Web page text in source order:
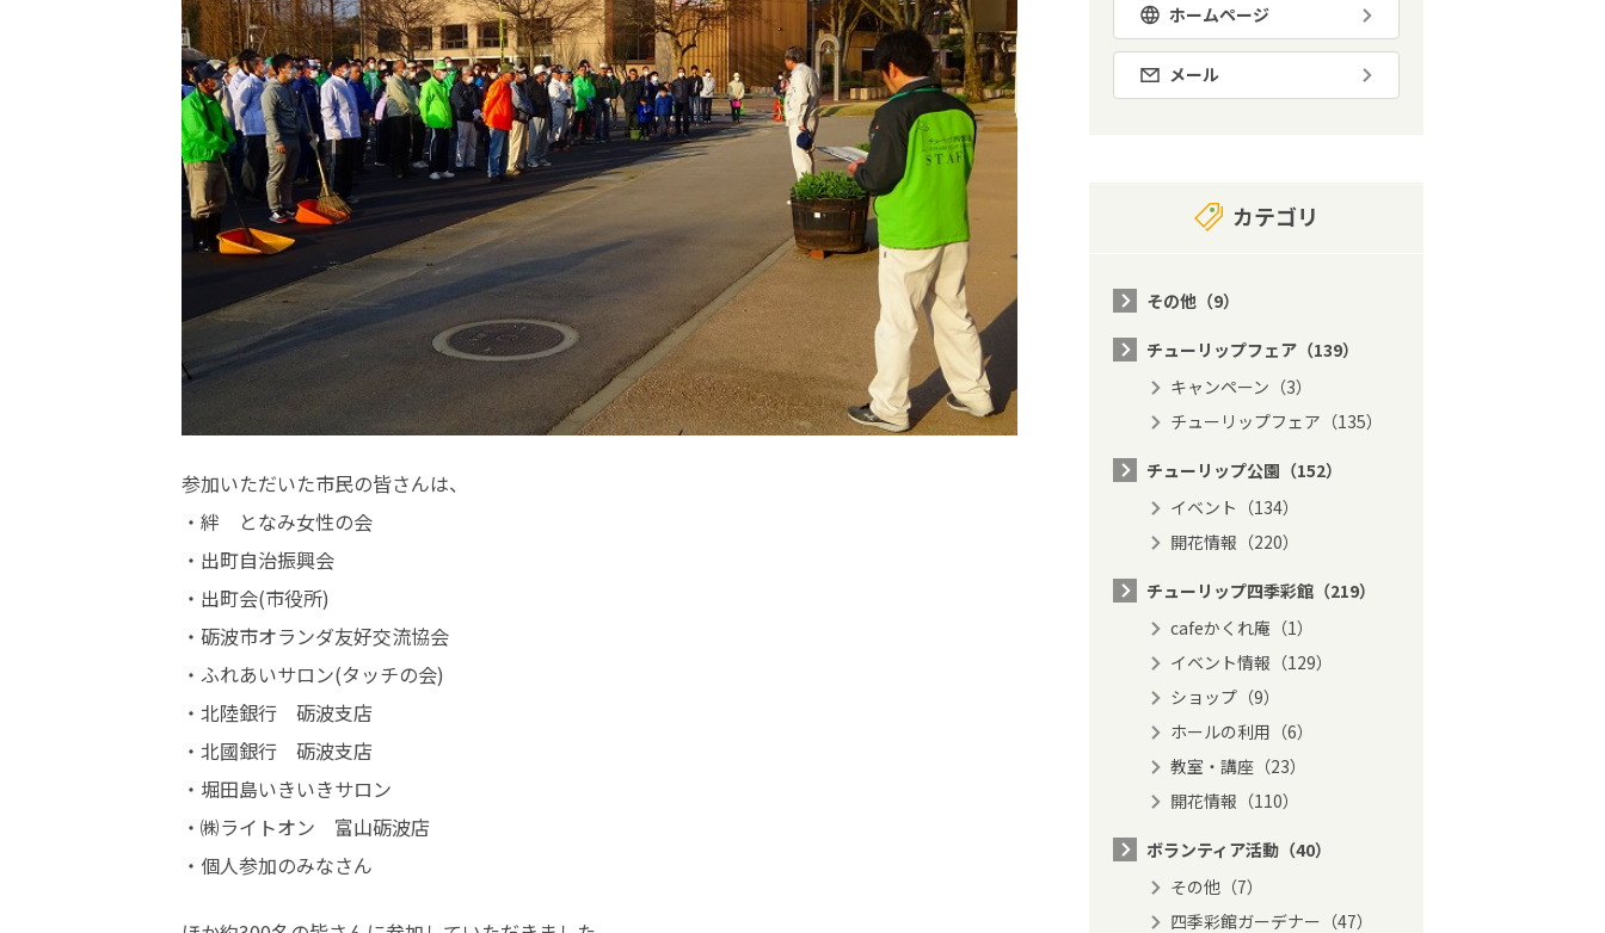
参加いただいた市民の皆さんは、
・絆 となみ女性の会
・出町自治振興会
・出町会(市役所)
・砺波市オランダ友好交流協会
・ふれあいサロン(タッチの会)
・北陸銀行 砺波支店
・北國銀行 砺波支店
・堀田島いきいきサロン
・㈱ライトオン 富山砺波店
・個人参加のみなさん
ホームページ
メール
カテゴリ
その他（9）
チューリップフェア（139）
キャンペーン（3）
チューリップフェア（135）
チューリップ公園（152）
イベント（134）
開花情報（220）
チューリップ四季彩館（219）
cafeかくれ庵（1）
イベント情報（129）
ショップ（9）
ホールの利用（6）
教室・講座（23）
開花情報（110）
ボランティア活動（40）
その他（7）
四季彩館ガーデナー（47）